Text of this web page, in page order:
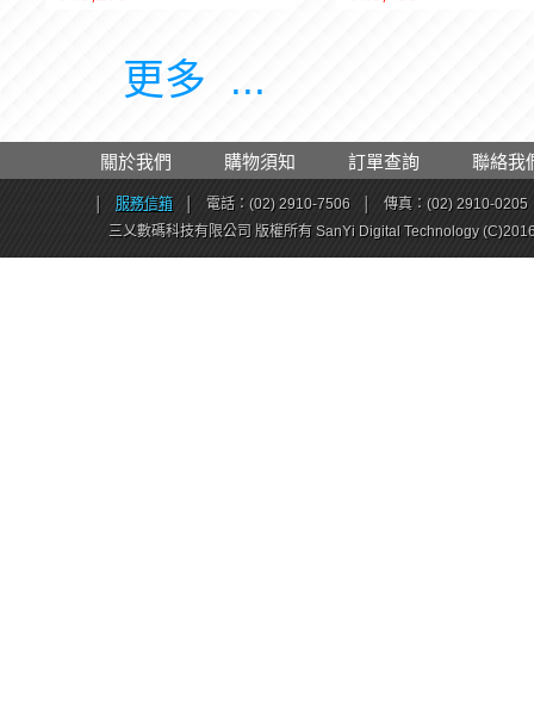
更多 ...
關於我們 購物須知 訂單查詢 聯絡我
服務信箱 電話：(02) 2910-7506
傳真：(02) 2910-0205
三乂數碼科技有限公司 版權所有 SanYi Digital Technology